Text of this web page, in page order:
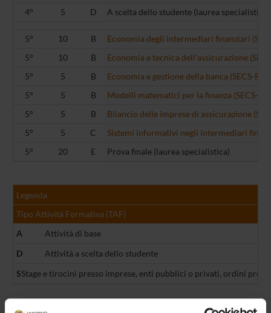
4°
5 D A scelta dello studente (laurea specialistica)
5° 10 B
Economia degli intermediari finanziari
5°
10 B
Economia e tecnica dell'assicurazione
5°
5 B
Economia e gestione della banca (SECS-P/
5°
5 B
Modelli matematici per la finanza (SECS-S/
5°
5 B
Bilancio delle imprese di assicurazione
5°
5 C
Sistemi informativi negli intermediari
5°
20 E Prova finale (laurea specialistica)
Legenda
Tipo Attività Formativa (TAF)
A
Attività di base
D
Attività a scelta dello studente
SStage e tirocini presso imprese, enti pubblici o privati, ordini